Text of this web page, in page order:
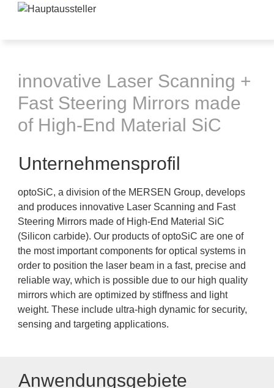
innovative Laser Scanning +
Fast Steering Mirrors made
of High-End Material SiC
Unternehmensprofil
optoSiC, a division of the MERSEN Group, develops
and produces innovative Laser Scanning and Fast
Steering Mirrors made of High-End Material SiC
(Silicon carbide). Our products of optoSiC are one of
the most important components for optical systems in
order to position the laser beam in a fast, precise and
reliable way, which is possible due to our high quality
mirrors which are optimized by stiffness and light
weight. These include ultra-high dynamic for security,
sensing and targeting applications.
Anwendungsgebiete